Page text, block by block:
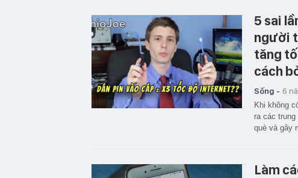
5 sai
người
tăng
cách
Sống - 6
Khi không
ra các
què và gây
Làm